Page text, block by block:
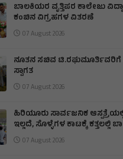
ಬಾಲಕಿಯರ ವೃತ್ತಿಪರ ಕಾಲೇಜು
ಕಂಚಿನ ವಿಗ್ರಹಗಳ ವಿತರಣೆ
07 August 2026
ನೂತನ ಸಚಿವ
ಸ್ವಾಗತ
07 August 2026
ಹಿರಿಯೂರು ಸಾರ್ವಜನಿಕ
ಇಲ್ಲದೆ, ಸೊಳ್ಳೆಗಳ ಕಾಟಕ್ಕೆ
07 August 2026